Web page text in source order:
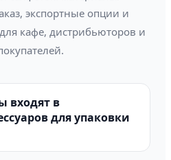
экспортные опции и
кафе, дистрибьюторов и
входят в
для упаковки